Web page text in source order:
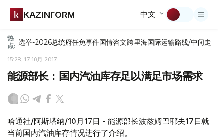
KAZINFORM 中文
热
点: 选举-2026总统府任免事件国情咨文跨里海国际运输路线/中间走廊
15:28, 17 10月 2017
能源部长：国内汽油库存足以满足市场需求
哈通社/阿斯塔纳/10月17日 - 能源部长波兹姆巴耶夫17日就
当前国内汽油库存情况进行了介绍。